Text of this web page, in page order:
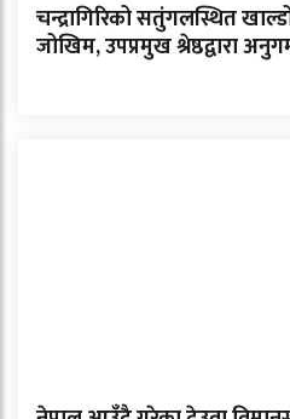
चन्द्रागिरिको सतुंगलस्थित
जोखिम, उपप्रमुख श्रेष्ठद्वारा